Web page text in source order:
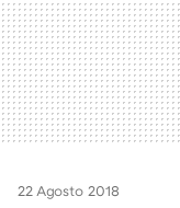
22 Agosto 2018